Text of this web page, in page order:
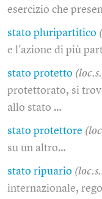
esercizio che
stato pluripartitico
e l'azione di più
stato protetto
protettorato, si
allo stato …
stato protettore
su un altro…
stato ripuario
internazionale,